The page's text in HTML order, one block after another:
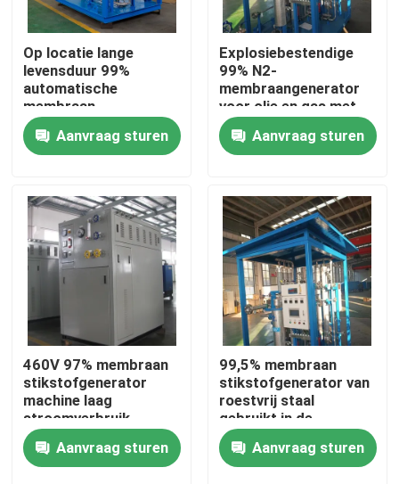
Producten
Over ons
Fabriekstocht
Kwaliteitscontrole
Neem contact met ons op
Vraag een offerte
PSA stikstofgasgeneratoren
Op locatie lange
levensduur 99%
automatische
membraan
stikstofgenerator
Aanvraag sturen
Explosiebestendige
99% N2-
membraangenerator
voor olie en gas met
een hoog rendement
Aanvraag sturen
460V 97% membraan
stikstofgenerator
machine laag
stroomverbruik
Aanvraag sturen
99,5% membraan
stikstofgenerator van
roestvrij staal
gebruikt in de
petrochemische
industrieAanvraag sturen